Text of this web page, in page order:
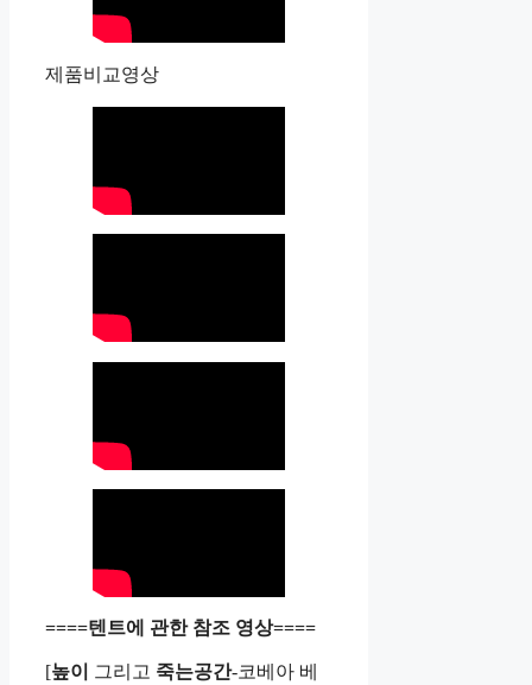
제품비교영상
====텐트에 관한 참조 영상====
[높이 그리고 죽는공간-코베아 베